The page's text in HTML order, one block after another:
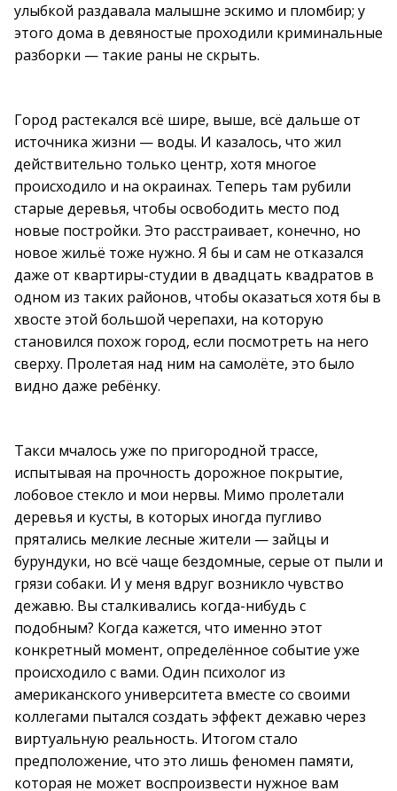
улыбкой раздавала малышне эскимо и пломбир; у
этого дома в девяностые проходили криминальные
разборки — такие раны не скрыть.
Город растекался всё шире, выше, всё дальше от
источника жизни — воды. И казалось, что жил
действительно только центр, хотя многое
происходило и на окраинах. Теперь там рубили
старые деревья, чтобы освободить место под
новые постройки. Это расстраивает, конечно, но
новое жильё тоже нужно. Я бы и сам не отказался
даже от квартиры-студии в двадцать квадратов в
одном из таких районов, чтобы оказаться хотя бы в
хвосте этой большой черепахи, на которую
становился похож город, если посмотреть на него
сверху. Пролетая над ним на самолёте, это было
видно даже ребёнку.
Такси мчалось уже по пригородной трассе,
испытывая на прочность дорожное покрытие,
лобовое стекло и мои нервы. Мимо пролетали
деревья и кусты, в которых иногда пугливо
прятались мелкие лесные жители — зайцы и
бурундуки, но всё чаще бездомные, серые от пыли и
грязи собаки. И у меня вдруг возникло чувство
дежавю. Вы сталкивались когда-нибудь с
подобным? Когда кажется, что именно этот
конкретный момент, определённое событие уже
происходило с вами. Один психолог из
американского университета вместе со своими
коллегами пытался создать эффект дежавю через
виртуальную реальность. Итогом стало
предположение, что это лишь феномен памяти,
которая не может воспроизвести нужное вам